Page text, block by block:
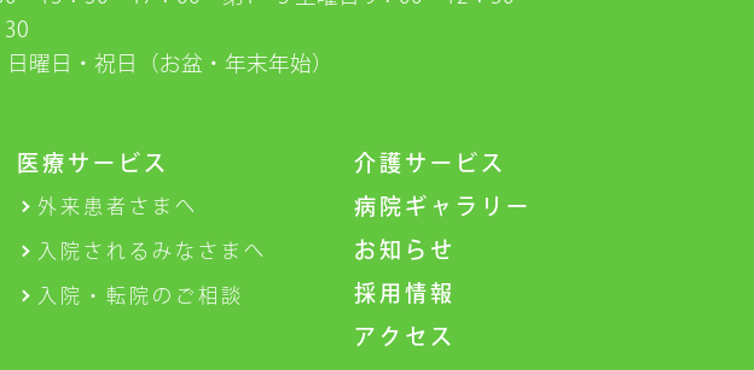
30
曜日・祝日（お盆・年末年始）
医療サービス
外来患者さまへ
入院されるみなさまへ
入院・転院のご相談
介護サービス
病院ギャラリー
お知らせ
採用情報
アクセス